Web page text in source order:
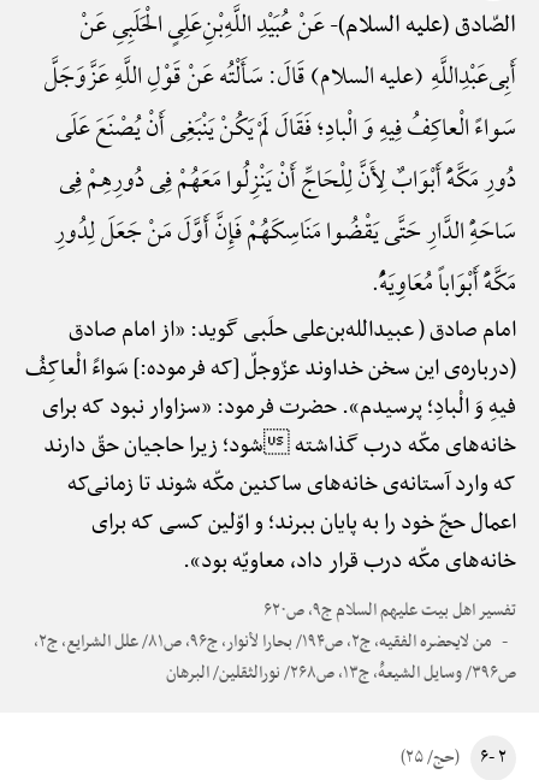
الصّادق (علیه السلام)-عَنْ عُبَیْدِ اللَّهِ‌بْنِ‌عَلِیٍ الْحَلَبِیِ عَنْ
أَبِی‌عَبْدِ‌اللَّهِ (علیه السلام) قَالَ: سَأَلْتُه عَنْ قَوْلِ اللَّهِ عَزَّ‌وَ‌جَلَّ
سَواءً الْعاکِفُ فِیهِ وَ الْبادِ؛ فَقَالَ لَمْ یَکُنْ یَنْبَغِی أَنْ یُصْنَعَ عَلَی
دُورِ مَکَّهًَْ أَبْوَابٌ لِأَنَّ لِلْحَاجِّ أَنْ یَنْزِلُوا مَعَهُمْ فِی دُورِهِمْ فِی
سَاحَهًِْ الدَّارِ حَتَّی یَقْضُوا مَنَاسِکَهُمْ فَإِنَّ أَوَّلَ مَنْ جَعَلَ لِدُورِ
مَکَّهًَْ أَبْوَاباً مُعَاوِیَهًُْ.
امام صادق ( عبیدالله‌بن‌علی حلَبی گوید: «از امام صادق
(درباره‌ی این سخن خداوند عزّوجلّ [که فرموده:] سَواءً الْعاکِفُ
فیهِ وَ الْبادِ؛ پرسیدم». حضرت فرمود: «سزاوار نبود که برای
خانه‌های مکّه درب گذاشته شود؛ زیرا حاجیان حقّ دارند
که وارد آستانه‌ی خانه‌های ساکنین مکّه شوند تا زمانی‌که
اعمال حجّ خود را به پایان ببرند؛ و اوّلین کسی که برای
خانه‌های مکّه درب قرار داد، معاویّه بود».
تفسیر اهل بیت علیهم السلام ج۹، ص۶۲۰
من لایحضره الفقیه، ج۲، ص۱۹۴/ بحارا لأنوار، ج۹۶، ص۸۱/ علل الشرایع، ج۲،
ص۳۹۶/ وسایل الشیعهًْ، ج۱۳، ص۲۶۸/ نورالثقلین/ البرهان
۲ -۶ (حج/ ۲۵)